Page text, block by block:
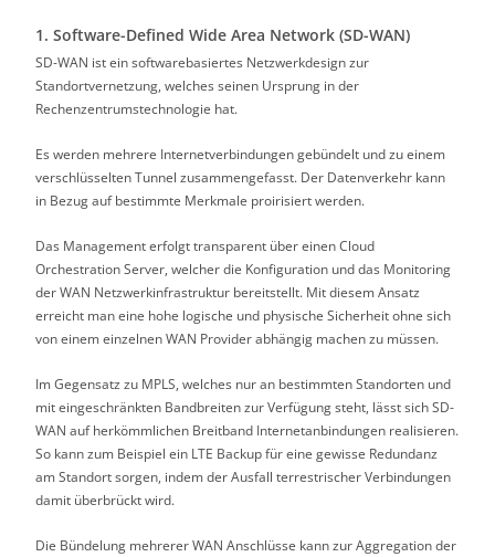
1. Software-Defined Wide Area Network (SD-WAN)
SD-WAN ist ein softwarebasiertes Netzwerkdesign zur
Standortvernetzung, welches seinen Ursprung in der
Rechenzentrumstechnologie hat.
Es werden mehrere Internetverbindungen gebündelt und zu einem
verschlüsselten Tunnel zusammengefasst. Der Datenverkehr kann
in Bezug auf bestimmte Merkmale proirisiert werden.
Das Management erfolgt transparent über einen Cloud
Orchestration Server, welcher die Konfiguration und das Monitoring
der WAN Netzwerkinfrastruktur bereitstellt. Mit diesem Ansatz
erreicht man eine hohe logische und physische Sicherheit ohne sich
von einem einzelnen WAN Provider abhängig machen zu müssen.
Im Gegensatz zu MPLS, welches nur an bestimmten Standorten und
mit eingeschränkten Bandbreiten zur Verfügung steht, lässt sich SD-
WAN auf herkömmlichen Breitband Internetanbindungen realisieren.
So kann zum Beispiel ein LTE Backup für eine gewisse Redundanz
am Standort sorgen, indem der Ausfall terrestrischer Verbindungen
damit überbrückt wird.
Die Bündelung mehrerer WAN Anschlüsse kann zur Aggregation der